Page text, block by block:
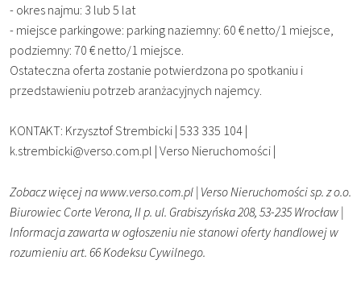
- okres najmu: 3 lub 5 lat
- miejsce parkingowe: parking naziemny: 60 € netto/1 miejsce,
podziemny: 70 € netto/1 miejsce.
Ostateczna oferta zostanie potwierdzona po spotkaniu i
przedstawieniu potrzeb aranżacyjnych najemcy.
KONTAKT: Krzysztof Strembicki | 533 335 104 |
k.strembicki@verso.com.pl | Verso Nieruchomości |
Zobacz więcej na www.verso.com.pl | Verso Nieruchomości sp. z o.o.
Biurowiec Corte Verona, II p. ul. Grabiszyńska 208, 53-235 Wrocław |
Informacja zawarta w ogłoszeniu nie stanowi oferty handlowej w
rozumieniu art. 66 Kodeksu Cywilnego.